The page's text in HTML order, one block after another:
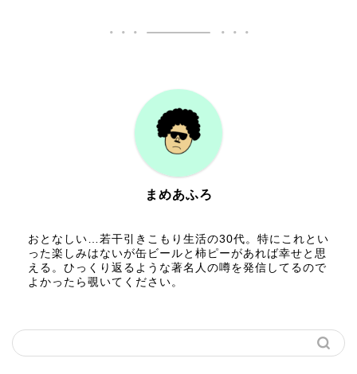
まめあふろ
おとなしい…若干引きこもり生活の30代。特にこれとい
った楽しみはないが缶ビールと柿ピーがあれば幸せと思
える。ひっくり返るような著名人の噂を発信してるので
よかったら覗いてください。